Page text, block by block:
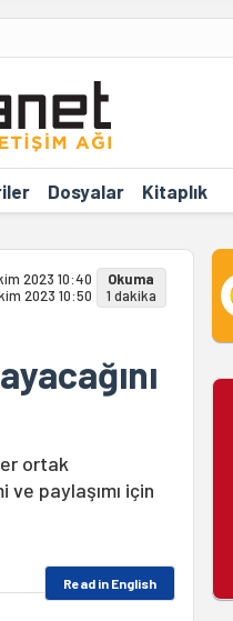
Dosyalar Kitaplık
2023 10:40
2023 10:50
Okuma
1 dakika
ortak
paylaşımı için
Read in English